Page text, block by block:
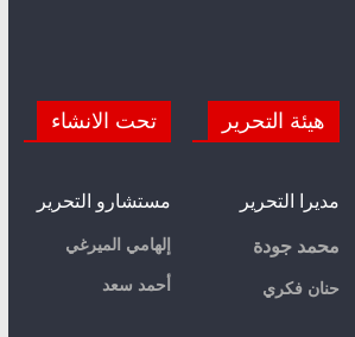
هيئة التحرير
مديرا التحرير
محمد جودة
حنان فكري
تحت الانشاء
مستشارو التحرير
إلهامي الميرغي
أحمد سعد